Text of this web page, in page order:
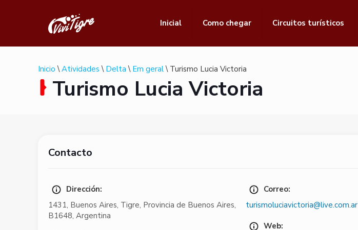
Inicial Como chegar Circuitos turísticos
Inicio \Atividades \ Delta \ Em geral\ Turismo Lucia Victoria
Turismo Lucia Victoria
Contacto
Dirección:
1431, Buenos Aires, Tigre, Provincia de Buenos Aires,
B1648,Argentina
Correo:
turismoluciavictoria@live.com.ar
Web: